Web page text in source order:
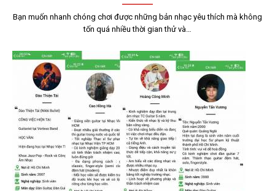
Bạn muốn nhanh chóng chơi được những bản nhạc yêu thích mà không
tốn quá nhiều thời gian thử và…